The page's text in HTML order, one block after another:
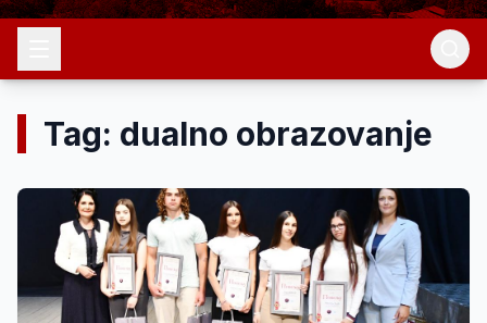
Tag: dualno obrazovanje